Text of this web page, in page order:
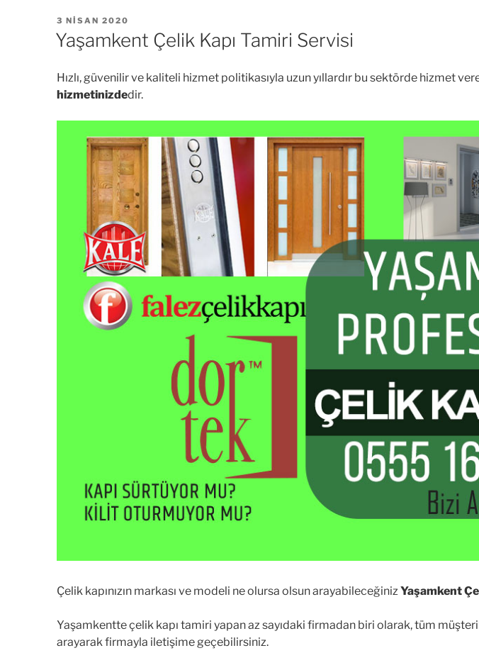
YAYIM
TARIHI
3 NISAN 2020
Yaşamkent Çelik Kapı Tamiri Servisi
Hızlı, güvenilir ve kaliteli hizmet politikasıyla uzun yıllardır bu sektörde hizmet
hizmetinizdedir.
Çelik kapınızın markası ve modeli ne olursa olsun arayabileceğinizYaşamkent
Yaşamkentte çelik kapı tamiri yapan az sayıdaki firmadan biri olarak, tüm
arayarak firmayla iletişime geçebilirsiniz.